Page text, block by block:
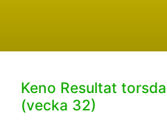
Keno Resultat
(vecka 32)